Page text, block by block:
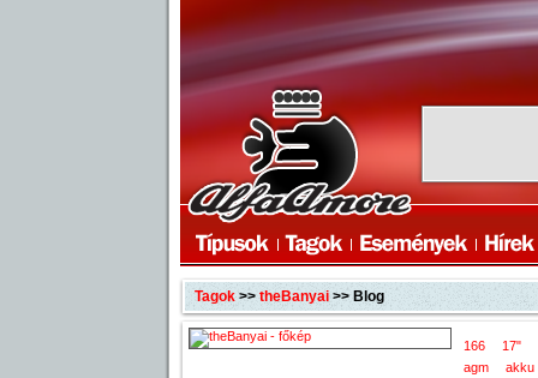
Tagok>> theBanyai>> Blog
166 17"
agm
akku